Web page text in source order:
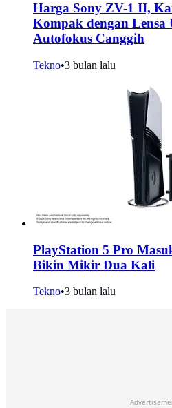
Harga Sony ZV-1 II,
Kompak dengan
Autofokus Canggih
Tekno•3 bulan lalu
PlayStation 5 Pro
Bikin Mikir Dua Kali
Tekno•3 bulan lalu